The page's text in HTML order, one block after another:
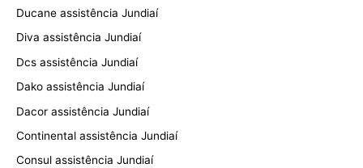
Ducane assistência Jundiaí
Diva assistência Jundiaí
Dcs assistência Jundiaí
Dako assistência Jundiaí
Dacor assistência Jundiaí
Continental assistência Jundiaí
Consul assistência Jundiaí